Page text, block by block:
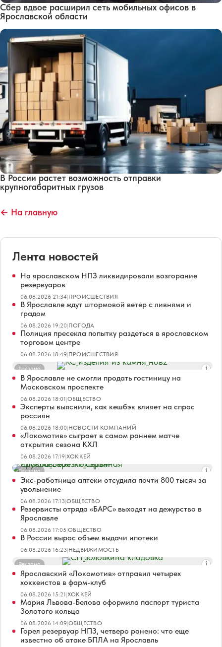
Сбер вдвое расширил сеть мобильных офисов в
Ярославской области
В России растет возможность отправки
крупногабаритных грузов
← На главную
Лента новостей
На ярославском НПЗ ликвидировали возгорание
резервуаров
06.08.2026 21:34|ПРОИСШЕСТВИЯ
В Ярославле ждут штормовой ветер с ливнями и
градом
06.08.2026 19:20|ПОГОДА
Полиция пресекла попытку раздеться в ярославском
торговом центре
06.08.2026 18:49|ПРОИСШЕСТВИЯ
Реклама
В Ярославле не смогли продать гостиницу на
Московском проспекте
06.08.2026 18:01|ОБЩЕСТВО
Эксперты выяснили, как кешбэк влияет на спрос
россиян
06.08.2026 18:00|НОВОСТИ КОМПАНИЙ
«Локомотив» сыграет в самом раннем матче
открытия сезона КХЛ
06.08.2026 17:19|ХОККЕЙ
Реклама
Экс-работница аптеки отсудила почти 800 тысяч за
увольнение
06.08.2026 17:13|ОБЩЕСТВО
Резервисты отряда «БАРС» выходят на дежурство в
Ярославле
06.08.2026 17:05|ОБЩЕСТВО
В России вырос объем выдачи ипотеки
06.08.2026 16:23|НЕДВИЖИМОСТЬ
Реклама
Ярославский «Локомотив» отправил четырех
хоккеистов в фарм-клуб
06.08.2026 15:21|ХОККЕЙ
Мария Львова-Белова оформила паспорт туриста
Золотого кольца
06.08.2026 14:09|ОБЩЕСТВО
Горел резервуар НПЗ, четверо ранено: что еще
известно об атаке БПЛА на Ярославль